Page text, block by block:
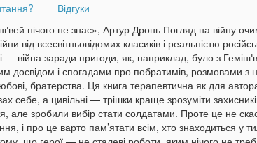
Відгуки
нічого не знає», Артур Дронь Погляд на війну
від всесвітньовідомих класиків і реальністю
— війна заради пригоди, як, наприклад, було з
досвідом і спогадами про побратимів, розмовами
братерства. Ця книга терапевтична як для
себе, а цивільні — трішки краще зрозуміти
але зробили вибір стати солдатами. Проте це не
і про це варто пам’ятати всім, хто знаходиться у